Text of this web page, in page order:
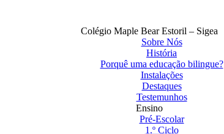
Colégio Maple Bear Estoril – Sigea
Sobre Nós
História
Porquê uma educação bilingue?
Instalações
Destaques
Testemunhos
Ensino
Pré-Escolar
1.º Ciclo